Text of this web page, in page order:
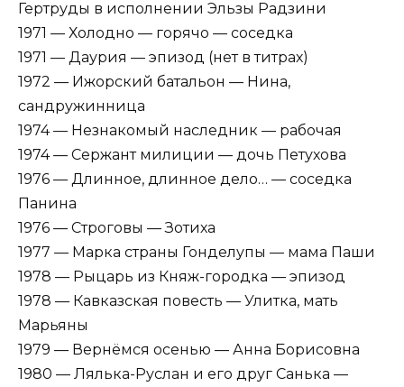
Гертруды в исполнении Эльзы Радзини
1971 — Холодно — горячо — соседка
1971 — Даурия — эпизод (нет в титрах)
1972 — Ижорский батальон — Нина,
сандружинница
1974 — Незнакомый наследник — рабочая
1974 — Сержант милиции — дочь Петухова
1976 — Длинное, длинное дело… — соседка
Панина
1976 — Строговы — Зотиха
1977 — Марка страны Гонделупы — мама Паши
1978 — Рыцарь из Княж-городка — эпизод
1978 — Кавказская повесть — Улитка, мать
Марьяны
1979 — Вернёмся осенью — Анна Борисовна
1980 — Лялька-Руслан и его друг Санька —